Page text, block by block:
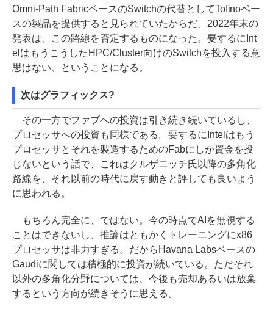
Omni-Path FabricベースのSwitchの代替としてTofinoベー
スの製品を提供すると見られていたからだ。2022年末の
発表は、この路線を否定するものになった。要するにInt
elはもうこうしたHPC/Cluster向けのSwitchを投入する意
思はない、ということになる。
次はグラフィックス?
その一方でファブへの投資は引き続き続いているし、
プロセッサへの投資も同様である。要するにIntelはもう
プロセッサとそれを製造するためのFabにしか資金を投
じないという話で、これはクルザニッチ氏以降の多角化
路線を、それ以前の時代に戻す動きと評しても良いよう
に思われる。
もちろん完全に、ではない。今の時点でAIを無視する
ことはできないし、推論はともかくトレーニングにx86
プロセッサは非力すぎる。だからHavana Labsベースの
Gaudiに関しては積極的に投資が続いている。ただそれ
以外の多角化分野については、今後も売却あるいは放棄
するという方向が続きそうに思える。